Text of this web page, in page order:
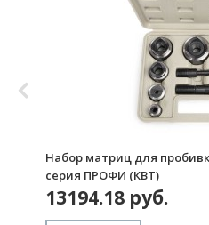
Набор матриц для
серия ПРОФИ (КВТ)
13194.18 руб.